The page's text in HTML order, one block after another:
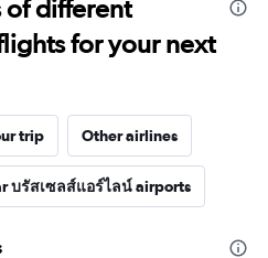
of different
for your next
trip Other airlines
บรัสเซลส์แอร์ไลน์ airports